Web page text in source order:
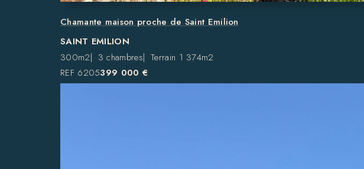
Chamante maison proche de Saint Emilion
SAINT EMILION
300m2
3 chambres
Terrain 1 374m2
REF 6205399 000 €